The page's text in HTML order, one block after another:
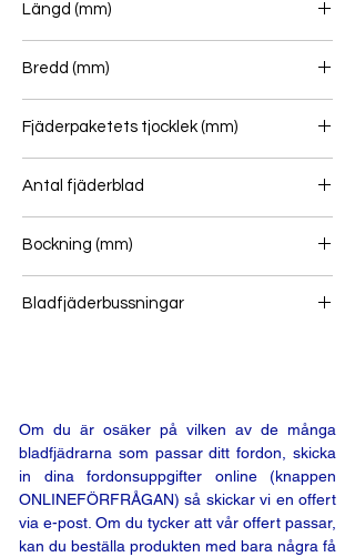
Längd (mm)
Bredd (mm)
Fjäderpaketets tjocklek (mm)
Antal fjäderblad
Bockning (mm)
Bladfjäderbussningar
Om du är osäker på vilken av de många
bladfjädrarna som passar ditt fordon, skicka
in dina fordonsuppgifter online (knappen
ONLINEFÖRFRÅGAN) så skickar vi en offert
via e-post. Om du tycker att vår offert passar,
kan du beställa produkten med bara några få